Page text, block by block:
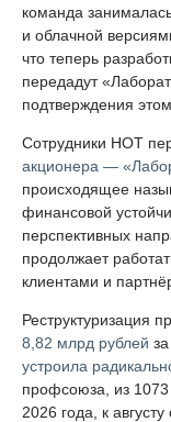
команда
и облачной
что теперь
передадут
подтверждения
Сотрудники НОТ
акционера —
происходящее
финансовой
перспективных
продолжает
клиентами и
Реструктуризация
8,82 млрд рублей
устроила
профсоюза, из 1073
2026 года, к